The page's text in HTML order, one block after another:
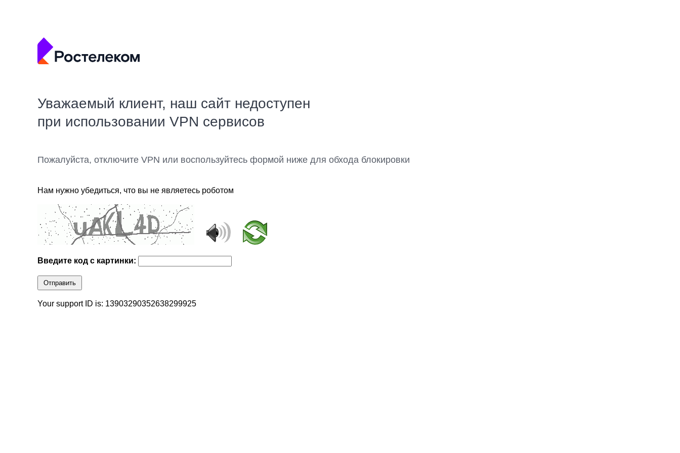
Уважаемый клиент, наш сайт недоступен
при использовании VPN сервисов
Пожалуйста, отключите VPN или воспользуйтесь формой ниже для обхода блокировки
Нам нужно убедиться, что вы не являетесь роботом
Введите код с картинки:
Отправить
Your support ID is: 13903290352638299925